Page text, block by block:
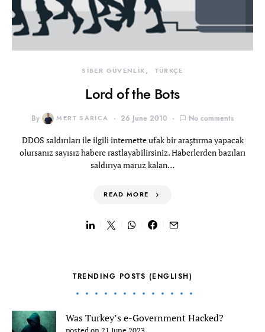
SİBER GÜVENLİK TÜRKÇE
Lord of the Bots
By MERT SARICA 26 June 2010 No comments
DDOS saldırıları ile ilgili internette ufak bir araştırma yapacak
olursanız sayısız habere rastlayabilirsiniz. Haberlerden bazıları
saldırıya maruz kalan…
READ MORE
TRENDING POSTS (ENGLISH)
Was Turkey’s e-Government Hacked?